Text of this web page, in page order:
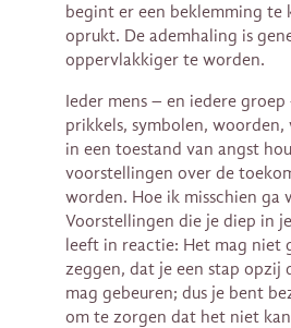
begint er een beklemming
oprukt. De ademhaling is
oppervlakkiger te worden.
Ieder mens – en iedere
prikkels, symbolen,
in een toestand van angst
voorstellingen over de
worden. Hoe ik misschien ga
Voorstellingen die je diep in
leeft in reactie: Het mag niet
zeggen, dat je een stap
mag gebeuren; dus je bent
om te zorgen dat het niet kan